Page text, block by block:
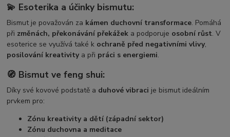
💫 Esoterika a účinky bismutu:
Bismut je považován za kámen duchovní transformace. Pomáhá
při změnách, překonávání překážek a podporuje osobní růst. V
esoterice se využívá také k ochraně před negativními vlivy,
posilování kreativitya při práci s energiemi.
🧭 Bismut ve feng shui:
Díky své kovové podstatě a duhové vibraci je bismut ideálním
prvkem pro:
Zónu kreativity a dětí (západní sektor)
Zónu duchovna a meditace